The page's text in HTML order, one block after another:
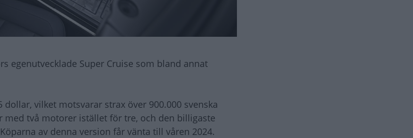
egenutvecklade Super Cruise som bland annat
dollar, vilket motsvarar strax över 900.000 svenska
med två motorer istället för tre, och den billigaste
av denna version får vänta till våren 2024.